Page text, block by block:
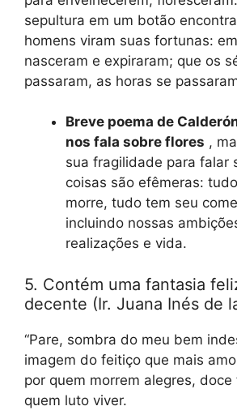
sepultura em um botão
homens viram suas fortunas:
nasceram e expiraram; que os
passaram, as horas se
Breve poema de
nos fala sobre flores ,
sua fragilidade para falar
coisas são efêmeras:
morre, tudo tem seu
incluindo nossas
realizações e vida.
5. Contém uma fantasia
decente (Ir. Juana Inés de
“Pare, sombra do meu bem
imagem do feitiço que mais
por quem morrem alegres, doce
quem luto viver.